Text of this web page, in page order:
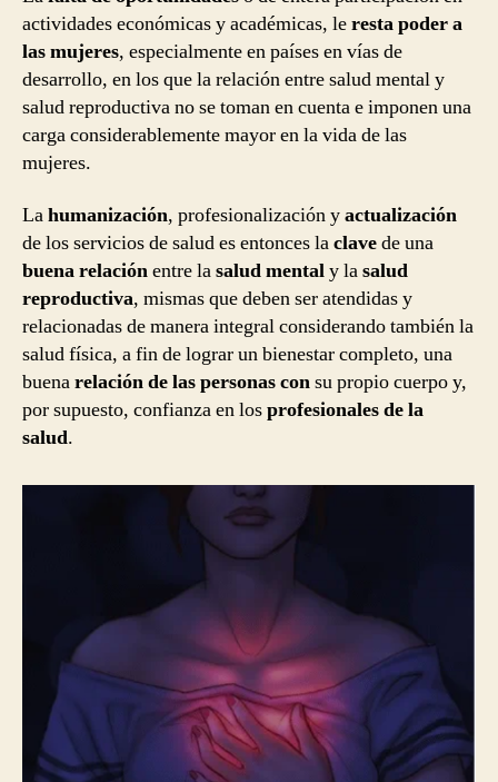
actividades económicas y académicas, leresta poder a
las mujeres, especialmente en países en vías de
desarrollo, en los que la relación entre salud mental y
salud reproductiva no se toman en cuenta e imponen una
carga considerablemente mayor en la vida de las
mujeres.
Lahumanización, profesionalización yactualización
de los servicios de salud es entonces laclavede una
buena relaciónentre lasalud mentaly lasalud
reproductiva, mismas que deben ser atendidas y
relacionadas de manera integral considerando también la
salud física, a fin de lograr un bienestar completo, una
buenarelación de las personas consu propio cuerpo y,
por supuesto, confianza en losprofesionales de la
salud.